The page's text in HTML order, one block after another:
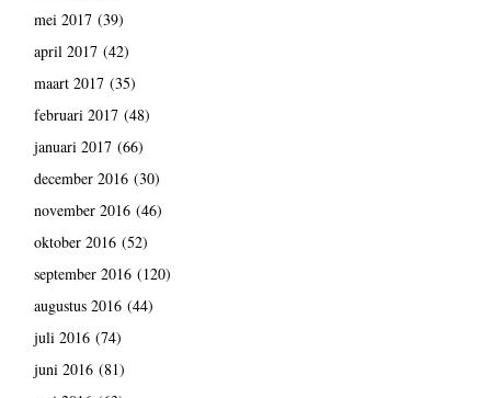
mei 2017(39)
april 2017(42)
maart 2017(35)
februari 2017(48)
januari 2017(66)
december 2016(30)
november 2016(46)
oktober 2016(52)
september 2016(120)
augustus 2016(44)
juli 2016(74)
juni 2016(81)